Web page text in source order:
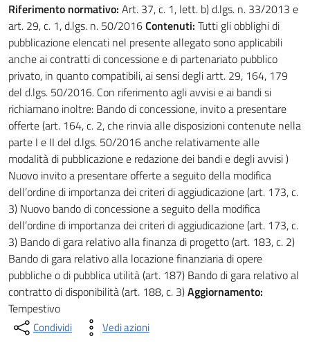
Riferimento normativo: Art. 37, c. 1, lett. b) d.lgs. n. 33/2013 e
art. 29, c. 1, d.lgs. n. 50/2016Contenuti: Tutti gli obblighi di
pubblicazione elencati nel presente allegato sono applicabili
anche ai contratti di concessione e di partenariato pubblico
privato, in quanto compatibili, ai sensi degli artt. 29, 164, 179
del d.lgs. 50/2016. Con riferimento agli avvisi e ai bandi si
richiamano inoltre: Bando di concessione, invito a presentare
offerte (art. 164, c. 2, che rinvia alle disposizioni contenute nella
parte I e II del d.lgs. 50/2016 anche relativamente alle
modalità di pubblicazione e redazione dei bandi e degli avvisi )
Nuovo invito a presentare offerte a seguito della modifica
dell’ordine di importanza dei criteri di aggiudicazione (art. 173, c.
3) Nuovo bando di concessione a seguito della modifica
dell’ordine di importanza dei criteri di aggiudicazione (art. 173, c.
3) Bando di gara relativo alla finanza di progetto (art. 183, c. 2)
Bando di gara relativo alla locazione finanziaria di opere
pubbliche o di pubblica utilità (art. 187) Bando di gara relativo al
contratto di disponibilità (art. 188, c. 3)Aggiornamento:
Tempestivo
Condividi Vedi azioni